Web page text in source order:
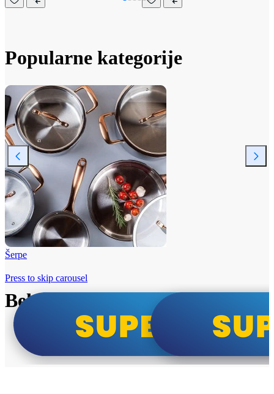
Popularne kategorije
Šerpe
Beko i Tesla super cene
Press to skip carousel